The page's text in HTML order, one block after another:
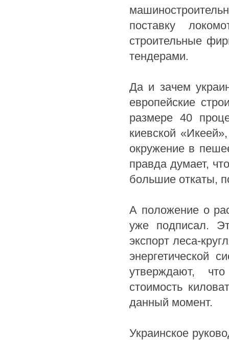
поставку
строительные
тендерами.
Да и зачем
европейские
размере 40
киевской
окружение в
правда думает,
большие откаты,
А положение о
уже подписал.
экспорт леса-
энергетической
утверждают,
стоимость
данный момент.
Украинское